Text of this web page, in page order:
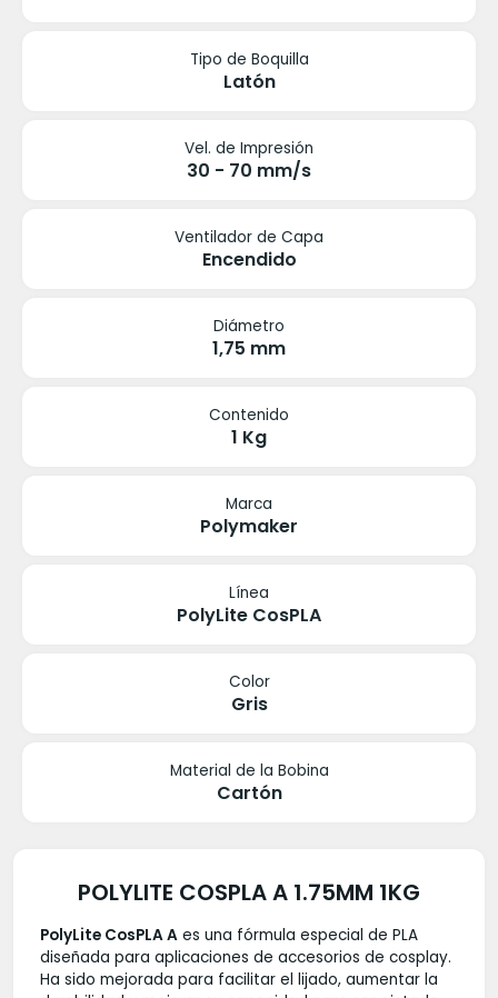
Tipo de Boquilla
Latón
Vel. de Impresión
30 - 70 mm/s
Ventilador de Capa
Encendido
Diámetro
1,75 mm
Contenido
1 Kg
Marca
Polymaker
Línea
PolyLite CosPLA
Color
Gris
Material de la Bobina
Cartón
POLYLITE COSPLA A 1.75MM 1KG
PolyLite CosPLA A es una fórmula especial de PLA
diseñada para aplicaciones de accesorios de cosplay.
Ha sido mejorada para facilitar el lijado, aumentar la